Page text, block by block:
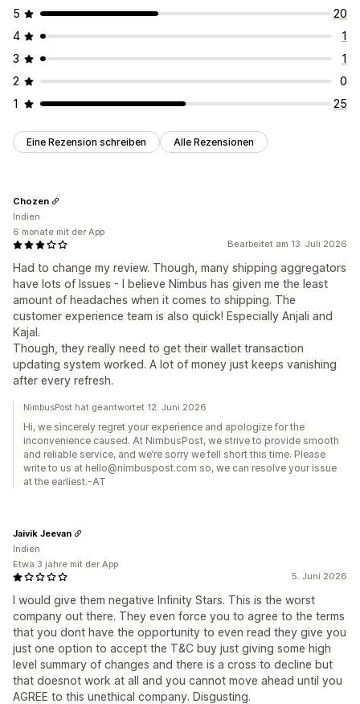
5
20
4
1
3
1
2
0
1
25
Eine Rezension schreiben Alle Rezensionen
Bearbeitet am 13. Juli 2026
Had to change my review. Though, many shipping aggregators
have lots of Issues - I believe Nimbus has given me the least
amount of headaches when it comes to shipping. The
customer experience team is also quick! Especially Anjali and
Kajal.
Though, they really need to get their wallet transaction
updating system worked. A lot of money just keeps vanishing
after every refresh.
Chozen
Indien
6 monate mit der App
NimbusPost hat geantwortet 12. Juni 2026
Hi, we sincerely regret your experience and apologize for the
inconvenience caused. At NimbusPost, we strive to provide smooth
and reliable service, and we’re sorry we fell short this time. Please
write to us at hello@nimbuspost.com so, we can resolve your issue
at the earliest.-AT
5. Juni 2026
I would give them negative Infinity Stars. This is the worst
company out there. They even force you to agree to the terms
that you dont have the opportunity to even read they give you
just one option to accept the T&C buy just giving some high
level summary of changes and there is a cross to decline but
that doesnot work at all and you cannot move ahead until you
AGREE to this unethical company. Disgusting.
Jaivik Jeevan
Indien
Etwa 3 jahre mit der App